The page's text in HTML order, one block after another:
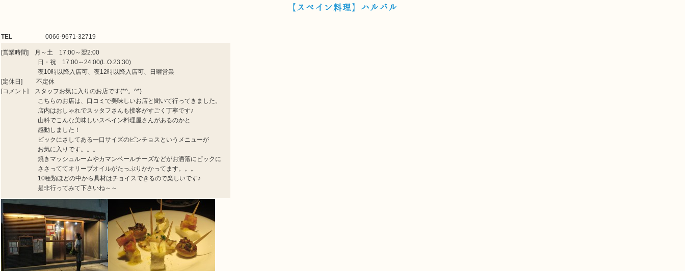
【スペイン料理】ハルバル
TEL 0066-9671-32719
[営業時間] 月～土 17:00～翌2:00
日・祝 17:00～24:00(L.O.23:30)
夜10時以降入店可、夜12時以降入店可、日曜営業
[定休日] 不定休
[コメント] スタッフお気に入りのお店です(*^。^*)
こちらのお店は、口コミで美味しいお店と聞いて行ってきました。
店内はおしゃれでスッタフさんも接客がすごく丁寧です♪
山科でこんな美味しいスペイン料理屋さんがあるのかと
感動しました！
ピックにさしてある一口サイズのピンチョスというメニューが
お気に入りです。。。
焼きマッシュルームやカマンベールチーズなどがお洒落にピックに
ささっててオリーブオイルがたっぷりかかってます。。。
10種類ほどの中から具材はチョイスできるので楽しいです♪
是非行ってみて下さいね～～